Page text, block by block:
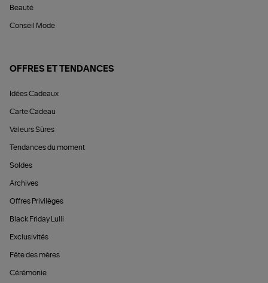
Beauté
Conseil Mode
OFFRES ET TENDANCES
Idées Cadeaux
Carte Cadeau
Valeurs Sûres
Tendances du moment
Soldes
Archives
Offres Privilèges
Black Friday Lulli
Exclusivités
Fête des mères
Cérémonie